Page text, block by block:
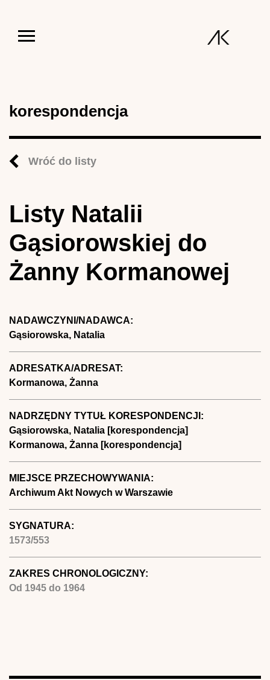
korespondencja
Wróć do listy
Listy Natalii
Gąsiorowskiej do
Żanny Kormanowej
NADAWCZYNI/NADAWCA:
Gąsiorowska, Natalia
ADRESATKA/ADRESAT:
Kormanowa, Żanna
NADRZĘDNY TYTUŁ KORESPONDENCJI:
Gąsiorowska, Natalia [korespondencja]
Kormanowa, Żanna [korespondencja]
MIEJSCE PRZECHOWYWANIA:
Archiwum Akt Nowych w Warszawie
SYGNATURA:
1573/553
ZAKRES CHRONOLOGICZNY:
Od 1945 do 1964